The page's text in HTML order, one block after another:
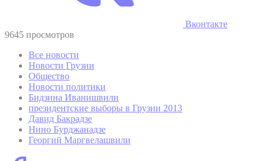
Вконтакте
9645 просмотров
Все новости
Новости Грузии
Общество
Новости политики
Бидзина Иванишвили
президентские выборы в Грузии 2013
Давид Бакрадзе
Нино Бурджанадзе
Георгий Маргвелашвили